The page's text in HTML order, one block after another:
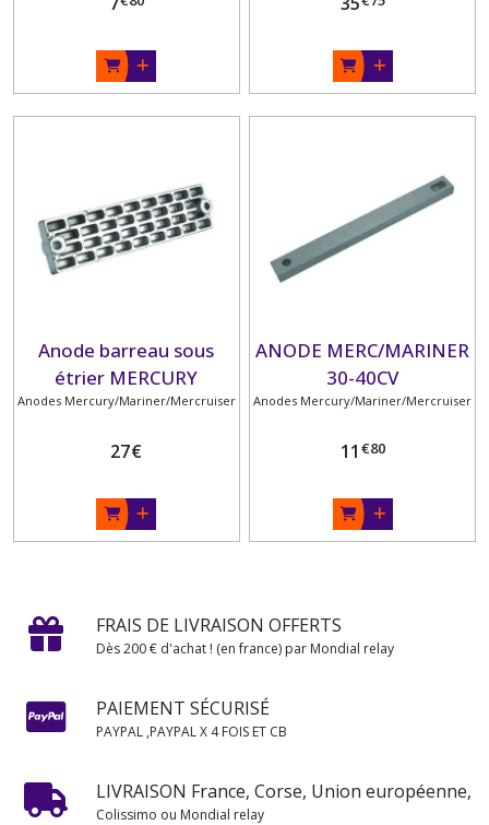
Anode barreau sous
étrier MERCURY
Anodes Mercury/Mariner/Mercruiser
27€
ANODE MERC/MARINER
30-40CV
Anodes Mercury/Mariner/Mercruiser
11 €80
FRAIS DE LIVRAISON OFFERTS
Dès 200 € d'achat ! (en france) par Mondial relay
PAIEMENT SÉCURISÉ
PAYPAL ,PAYPAL X 4 FOIS ET CB
LIVRAISON France, Corse, Union européenne,
Colissimo ou Mondial relay